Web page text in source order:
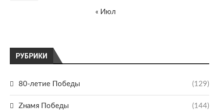
РУБРИКИ
80-летие Победы (129)
Zнамя Победы (144)
« Июл